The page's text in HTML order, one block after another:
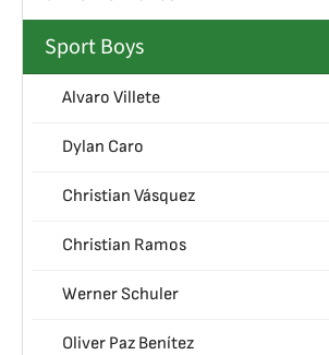
Sport Boys
Alvaro Villete
Dylan Caro
Christian Vásquez
Christian Ramos
Werner Schuler
Oliver Paz Benítez